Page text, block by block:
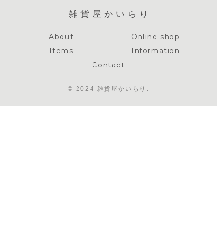
雑貨屋かいらり
About
Online shop
Items
Information
Contact
© 2024 雑貨屋かいらり.